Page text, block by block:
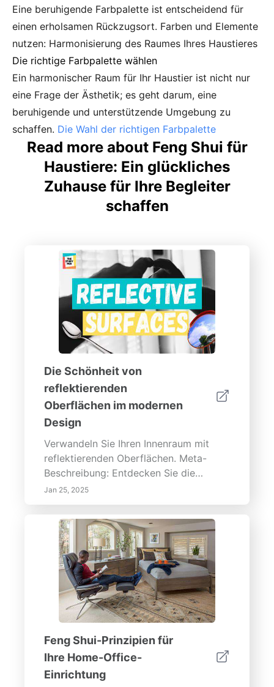
Eine beruhigende Farbpalette ist entscheidend für
einen erholsamen Rückzugsort. Farben und Elemente
nutzen: Harmonisierung des Raumes Ihres Haustieres
Die richtige Farbpalette wählen
Ein harmonischer Raum für Ihr Haustier ist nicht nur
eine Frage der Ästhetik; es geht darum, eine
beruhigende und unterstützende Umgebung zu
schaffen. Die Wahl der richtigen Farbpalette
Read more about Feng Shui für
Haustiere: Ein glückliches
Zuhause für Ihre Begleiter
schaffen
Die Schönheit von
reflektierenden
Oberflächen im modernen
Design
Verwandeln Sie Ihren Innenraum mit
reflektierenden Oberflächen. Meta-
Beschreibung: Entdecken Sie die
innovativen Anwendungen
reflektierender Oberflächen im
Innendesign. Erforschen Sie, wie
Spiegel, polierte Metalle und
Glaselemente Licht verstärken, Raum
schaffen und die Ästhetik erhöhen.
Erfahren Sie mehr über die Vorteile,
Designstrategien und Wartungstipps
zur Integration reflektierender
Materialien in Wohn- und
Gewerbeumgebungen.--- Anwendungen
reflektierender Oberflächen im
Innendesign Verbessern Sie Ihren
Innenraum durch strategischen Einsatz
Jan 25, 2025
Feng Shui-Prinzipien für
Ihre Home-Office-
Einrichtung